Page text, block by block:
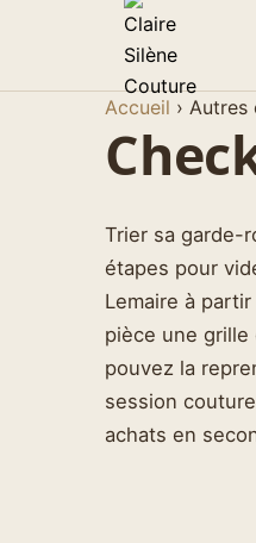
Accueil › Autres
Trier sa garde-
étapes pour
Lemaire à
pièce une
pouvez la
session
achats en